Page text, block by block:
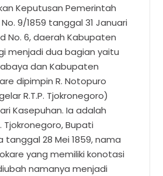
Keputusan Pemerintah
9/1859 tanggal 31 Januari
No. 6, daerah Kabupaten
menjadi dua bagian yaitu
dan Kabupaten
dipimpin R. Notopuro
R.T.P. Tjokronegoro)
Kasepuhan. Ia adalah
Tjokronegoro, Bupati
tanggal 28 Mei 1859, nama
yang memiliki konotasi
namanya menjadi